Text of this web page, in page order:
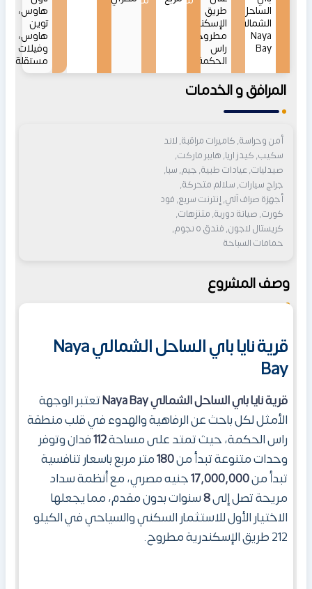
الساحل
الشمالي
Naya
Bay
طريق
الإسكندرية
مطروح-
راس
الحكمة
هاوس،
توين
هاوس،
وفيلات
مستقلة
المرافق و الخدمات
أمن وحراسة, كاميرات مراقبة, لاند
سكيب, كيدز اريا, هايبر ماركت,
صيدليات, عيادات طبية, جيم, سبا,
جراج سيارات, سلالم متحركة,
أجهزة صراف آلي, إنترنت سريع, فود
كورت, صيانة دورية, متنزهات,
كريستال لاجون, فندق ٥ نجوم,
حمامات السباحة
وصف المشروع
قرية نايا باي الساحل الشمالي Naya
Bay
قرية نايا باي الساحل الشماليNaya Bayتعتبر الوجهة
الأمثل لكل باحث عن الرفاهية والهدوء في قلب منطقة
راس الحكمة، حيث تمتد على مساحة112فدان وتوفر
وحدات متنوعة تبدأ من180متر مربع باسعار تنافسية
تبدأ من17,000,000جنيه مصري، مع أنظمة سداد
مريحة تصل إلى8سنوات بدون مقدم، مما يجعلها
الاختيار الأول للاستثمار السكني والسياحي في الكيلو
212 طريق الإسكندرية مطروح.